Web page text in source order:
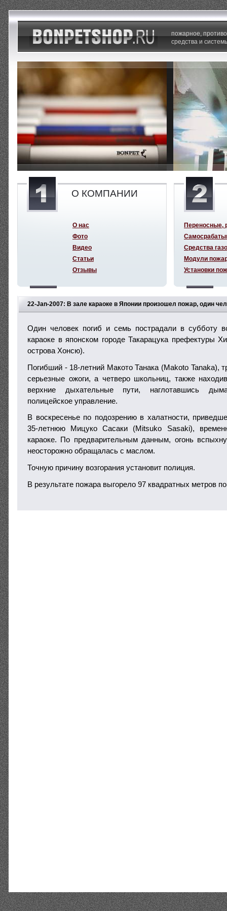
22-Jan-2007: В зале караоке в Японии произошел пожар, один
Один человек погиб и семь пострадали в субботу
караоке в японском городе Такарацука префектуры
острова Хонсю).
Погибший - 18-летний Макото Танака (Makoto Tanaka),
серьезные ожоги, а четверо школьниц, также
верхние дыхательные пути, наглотавшись
полицейское управление.
В воскресенье по подозрению в халатности,
35-летнюю Мицуко Сасаки (Mitsuko Sasaki),
караоке. По предварительным данным, огонь
неосторожно обращалась с маслом.
Точную причину возгорания установит полиция.
В результате пожара выгорело 97 квадратных метров
пожарное,
средства и
О КОМПАНИИ
О нас
Фото
Видео
Статьи
Отзывы
Переносные,
Средства
Модули
Установки